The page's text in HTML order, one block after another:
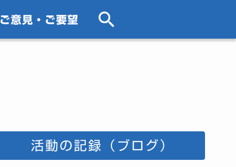
ご意見・ご要望
活動の記録（ブログ）